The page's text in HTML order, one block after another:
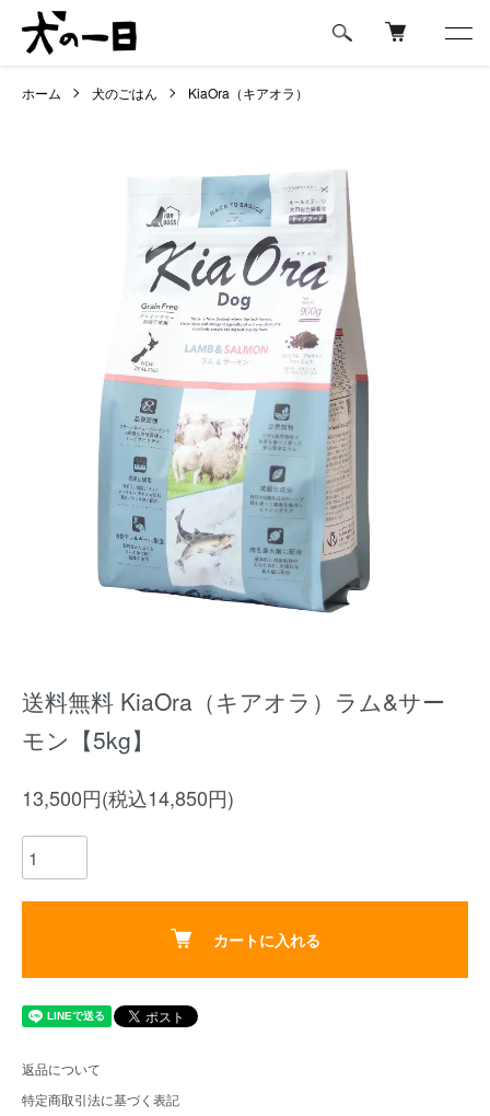
ホーム 犬のごはん KiaOra（キアオラ）
送料無料 KiaOra（キアオラ）ラム&サー
モン【5kg】
13,500円(税込14,850円)
カートに入れる
返品について
特定商取引法に基づく表記